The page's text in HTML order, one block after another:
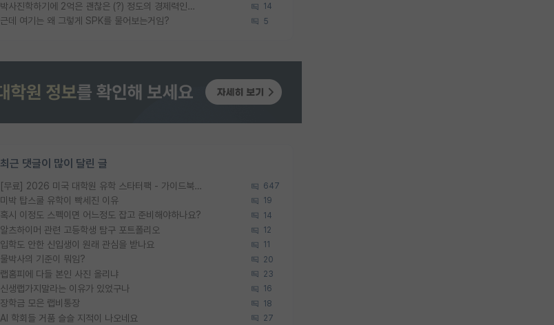
박사진학하기에 2억은 괜찮은 (?) 정도의 경제력인가요 14
근데 여기는 왜 그렇게 SPK를 물어보는거임? 5
최근 댓글이 많이 달린 글
[무료] 2026 미국 대학원 유학 스타터팩 - 가이드북 & 합격자 컨택메일 템플릿 647
미박 탑스쿨 유학이 빡세진 이유 19
혹시 이정도 스펙이면 어느정도 잡고 준비해야하나요? 14
알츠하이머 관련 고등학생 탐구 포트폴리오 12
입학도 안한 신입생이 원래 관심을 받나요 11
물박사의 기준이 뭐임? 20
랩홈피에 다들 본인 사진 올리냐 23
신생랩가지말라는 이유가 있었구나 16
장학금 모은 랩비통장 18
AI 학회들 거품 슬슬 지적이 나오네요 27